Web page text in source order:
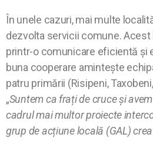
În unele cazuri, mai multe
dezvolta servicii comune.
printr-o comunicare eficientă și
buna cooperare amintește
patru primării (Risipeni,
„Suntem ca frați de cruce și
cadrul mai multor proiecte
grup de acțiune locală (GAL)